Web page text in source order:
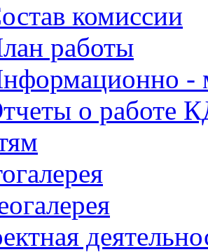
комиссии
работы
-
о работе